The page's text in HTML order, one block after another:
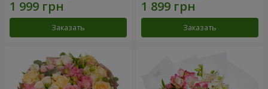
Заказать Заказать